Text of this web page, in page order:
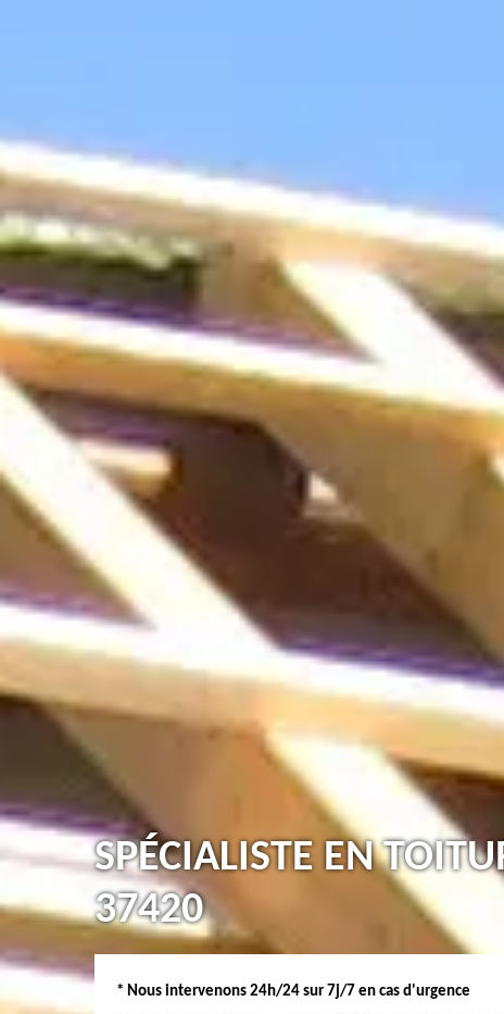
SPÉCIALISTE EN
37420
* Nous intervenons 24h/24 sur 7j/7 en cas d'urgence